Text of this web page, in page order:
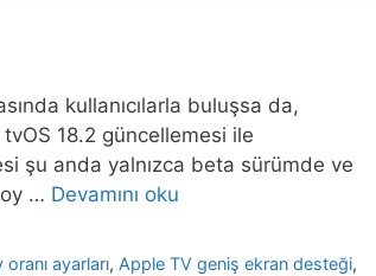
kullanıcılarla buluşsa da,
18.2 güncellemesi ile
şu anda yalnızca beta sürümde ve
… Devamını oku
ayarları, Apple TV geniş ekran desteği,